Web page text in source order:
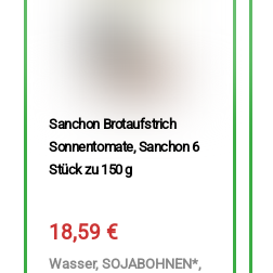
Sanchon Brotaufstrich
Sonnentomate, Sanchon 6
Stück zu 150 g
18,59€
Wasser, SOJABOHNEN*,